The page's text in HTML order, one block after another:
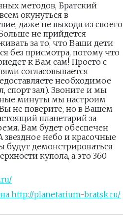
методов, Братский
окунуться в
даже не выходя из своего
не прийдется
за то, что Ваши дети
без присмотра, потому что
к Вам сам! Просто с
согласовывается
необходимое
спорт зал). Звоните и мы
минуты мы настроим
не поверите, но в Вашем
планетарий за
Вам будет обеспечен
звездное небо и красочные
демонстрироваться
купола, а это 360